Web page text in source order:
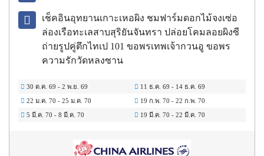
เช็คอินอุทยานเกาะเหอผิง ชมฟาร์มดอกไม้จงเซ่อ
ล่องเรือทะเลสาบสุริยันจันทรา ปล่อยโคมลอยผิงซี
ถ่ายรูปคู่ตึกไทเป 101 ขอพรเทพเจ้ากวนอู ขอพร
ความรักวัดหลงซาน
30 ต.ค. 69 - 2 พ.ย. 69 11 ธ.ค. 69 - 14 ธ.ค. 69
22 ม.ค. 70 - 25 ม.ค. 70 19 ก.พ. 70 - 22 ก.พ. 70
5 มี.ค. 70 - 8 มี.ค. 70 19 มี.ค. 70 - 22 มี.ค. 70